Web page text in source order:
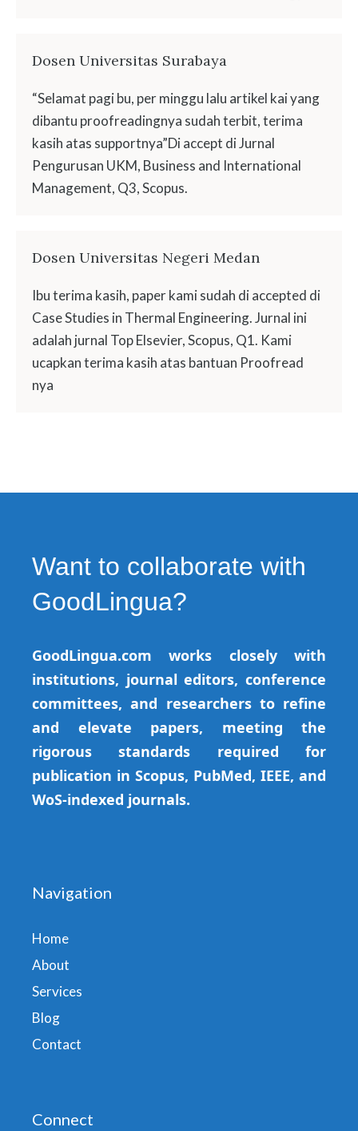
Dosen Universitas Surabaya
“Selamat pagi bu, per minggu lalu artikel kai yang
dibantu proofreadingnya sudah terbit, terima
kasih atas supportnya”Di accept di Jurnal
Pengurusan UKM, Business and International
Management, Q3, Scopus.
Dosen Universitas Negeri Medan
Ibu terima kasih, paper kami sudah di accepted di
Case Studies in Thermal Engineering. Jurnal ini
adalah jurnal Top Elsevier, Scopus, Q1. Kami
ucapkan terima kasih atas bantuan Proofread
nya
Want to collaborate with
GoodLingua?
GoodLingua.com works closely with
institutions, journal editors, conference
committees, and researchers to refine
and elevate papers, meeting the
rigorous standards required for
publication in Scopus, PubMed, IEEE, and
WoS-indexed journals.
Navigation
Home
About
Services
Blog
Contact
Connect